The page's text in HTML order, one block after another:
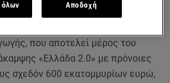
θα συμβάλλει στον
που αποτελεί μέρος του
«Ελλάδα 2.0» με πρόνοιες
σχεδόν 600 εκατομμυρίων ευρώ,
όλων Αποδοχή